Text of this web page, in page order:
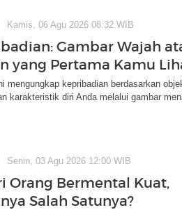
Kamis, 06 Agu 2026 08:32 WIB
Gambar Wajah
yang Pertama Kamu
mengungkap kepribadian berdasarkan
karakteristik diri Anda melalui gambar
Senin, 03 Agu 2026 12:00 WIB
Orang Bermental Kuat,
Salah Satunya?